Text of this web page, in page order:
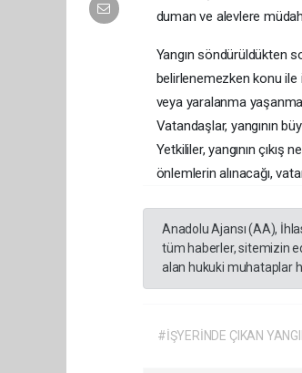
duman ve alevlere
Yangın söndürüldükten
belirlenemezken konu ile
veya yaralanma
Vatandaşlar, yangının
Yetkililer, yangının
önlemlerin alınacağı,
Anadolu Ajansı (AA),
tüm haberler, sitemizin
alan hukuki muhataplar
#İŞYERİNDE ÇIKAN